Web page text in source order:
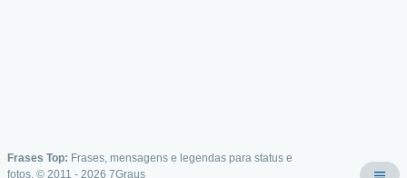
Frases Top: Frases, mensagens e legendas para status e
fotos. © 2011 - 2026 7Graus